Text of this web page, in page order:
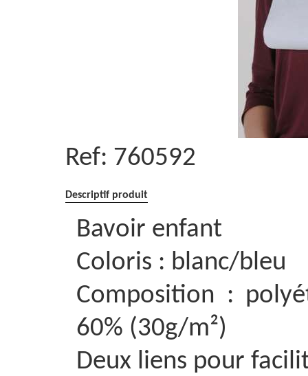
Ref: 760592
Descriptif produit
Bavoir enfant
Coloris : blanc/bleu
Composition :
60% (30g/m²)
Deux liens pour